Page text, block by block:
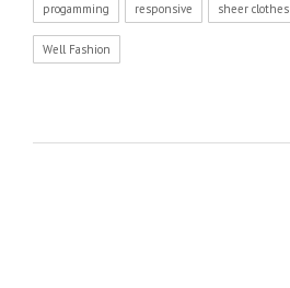
progamming responsive sheer clothes
Well Fashion